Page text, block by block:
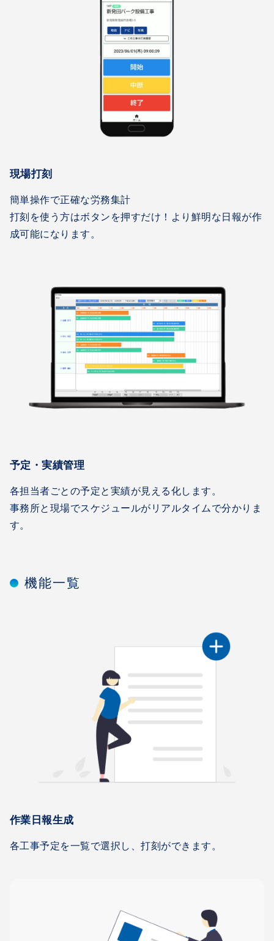
現場打刻
簡単操作で正確な労務集計
打刻を使う方はボタンを押すだけ！より鮮明な日報が作
成可能になります。
予定・実績管理
各担当者ごとの予定と実績が見える化します。
事務所と現場でスケジュールがリアルタイムで分かりま
す。
機能一覧
作業日報生成
各工事予定を一覧で選択し、打刻ができます。